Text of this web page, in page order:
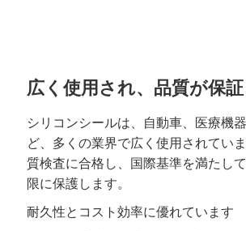
広く使用され、品質が保
シリコンシールは、自動車、医療機
ど、多くの業界で広く使用されてい
質検査に合格し、国際基準を満たし
限に保護します。
耐久性とコスト効率に優れています